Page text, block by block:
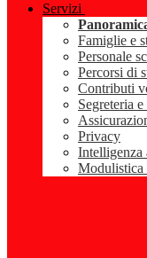
Servizi
Famiglie e
Personale
Percorsi di
Contributi
Segreteria
Privacy
Intelligenza
Modulistica